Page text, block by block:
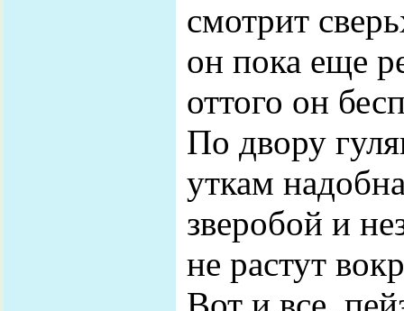
смотрит
он пока еще
оттого он
По двору
уткам
зверобой и
не растут